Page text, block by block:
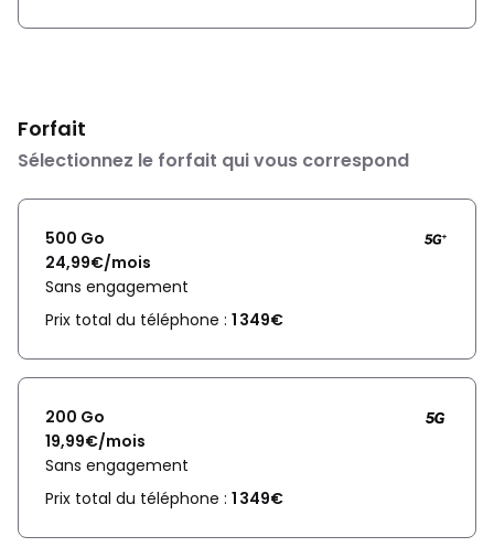
Forfait
Sélectionnez le forfait qui vous correspond
500 Go
24,99€/mois
Sans engagement
Prix total du téléphone : 1 349€
200 Go
19,99€/mois
Sans engagement
Prix total du téléphone : 1 349€